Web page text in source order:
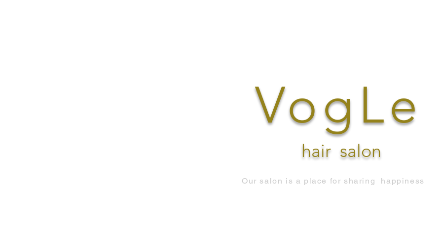
VogLe
hair salon
Our salon is a place for sharing happiness